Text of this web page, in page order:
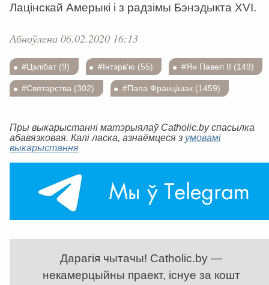
Лацінскай Амерыкі і з радзімы Бэнэдыкта XVI.
Абноўлена 06.02.2020 16:13
#Цэлібат (9) #Інтэрв'ю (55) #Ян Павел ІІ (149)
#Святарства (302) #Папа Францішак (1459)
Пры выкарыстанні матэрыялаў Catholic.by спасылка
абавязковая. Калі ласка, азнаёмцеся з умовамі
выкарыстання
Дарагія чытачы! Catholic.by —
некамерцыйны праект, існуе за кошт